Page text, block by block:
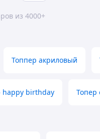
из 4000+
Топпер акриловый
happy birthday Топер